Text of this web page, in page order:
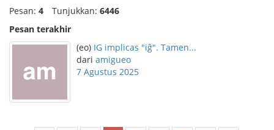
Pesan: 4 Tunjukkan: 6446
Pesan terakhir
(eo) IG implicas "iĝ". Tamen...
dari amigueo
7 Agustus 2025